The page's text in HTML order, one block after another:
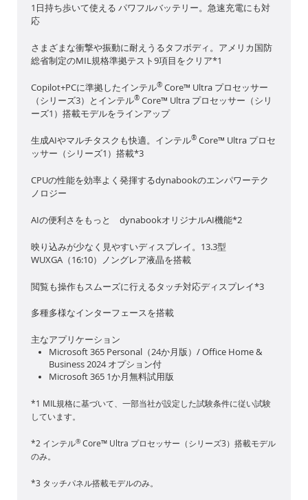
1日持ち歩いて使える パワフルバッテリー。急速充電にも対
応
さまざまな衝撃や振動に耐えうるタフボディ。アメリカ国防
総省制定のMIL規格準拠テスト9項目をクリア*1
Copilot+PCに準拠したインテル® Core™ Ultra プロセッサー
（シリーズ3）とインテル® Core™ Ultra プロセッサー（シリ
ーズ1）搭載モデルをラインアップ
生成AIやマルチタスクも快適。インテル® Core™ Ultra プロセ
ッサー（シリーズ1）搭載*3
CPUの性能を効率よく発揮するdynabookのエンパワーテク
ノロジー
AIの便利さをもっと dynabookオリジナルAI機能*2
映り込みが少なく見やすいディスプレイ。13.3型
WUXGA（16:10）ノングレア液晶を搭載
閲覧も操作もスムーズに行えるタッチ対応ディスプレイ*3
多種多様なインターフェースを搭載
主なアプリケーション
Microsoft 365 Personal（24か月版）/ Office Home &
Business 2024 オプション付
Microsoft 365 1か月無料試用版
*1 MIL規格に基づいて、一部当社が設定した試験条件に従い試験
しています。
*2 インテル® Core™ Ultra プロセッサー（シリーズ3）搭載モデル
のみ。
*3 タッチパネル搭載モデルのみ。